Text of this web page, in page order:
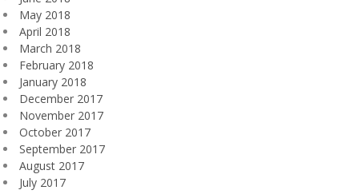
May 2018
April 2018
March 2018
February 2018
January 2018
December 2017
November 2017
October 2017
September 2017
August 2017
July 2017